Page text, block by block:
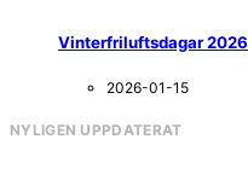
Vinterfriluftsdagar 2026
2026-01-15
NYLIGEN UPPDATERAT